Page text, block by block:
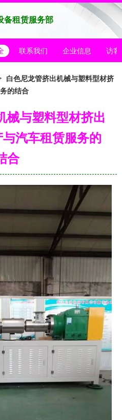
备租赁服务部
联系我们 企业信息 访客
白色尼龙管挤出机械与塑料型材挤
的结合
械与塑料型材挤出
汽车租赁服务的
合